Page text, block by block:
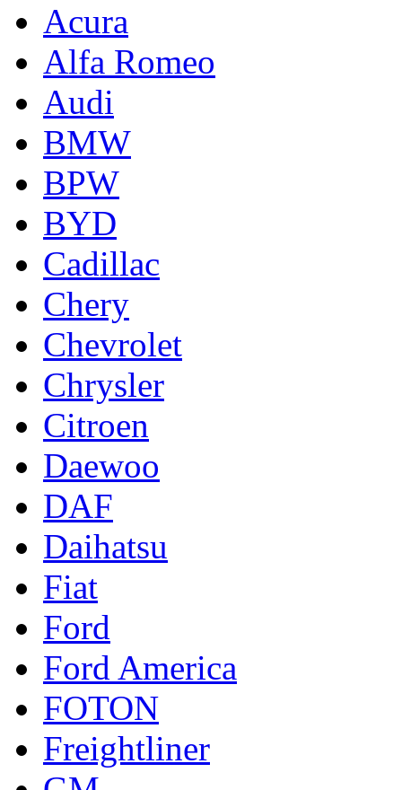
Acura
Alfa Romeo
Audi
BMW
BPW
BYD
Cadillac
Chery
Chevrolet
Chrysler
Citroen
Daewoo
DAF
Daihatsu
Fiat
Ford
Ford America
FOTON
Freightliner